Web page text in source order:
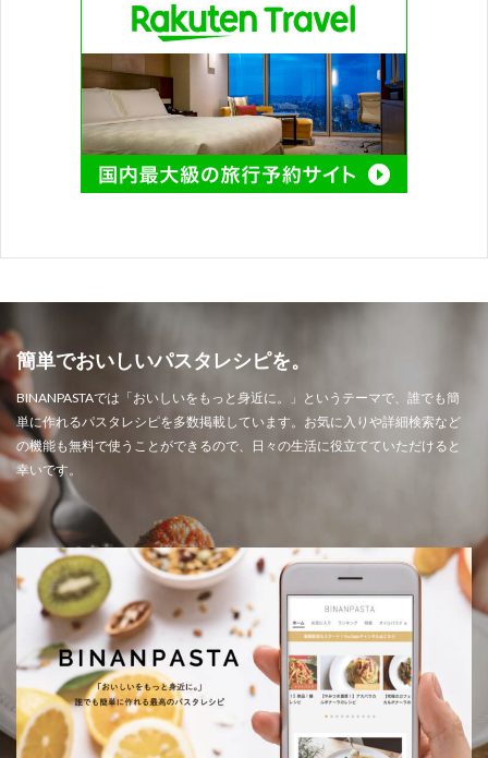
簡単でおいしいパスタレシピを。
BINANPASTAでは「おいしいをもっと身近に。」というテーマで、誰でも簡
単に作れるパスタレシピを多数掲載しています。お気に入りや詳細検索など
の機能も無料で使うことができるので、日々の生活に役立てていただけると
幸いです。